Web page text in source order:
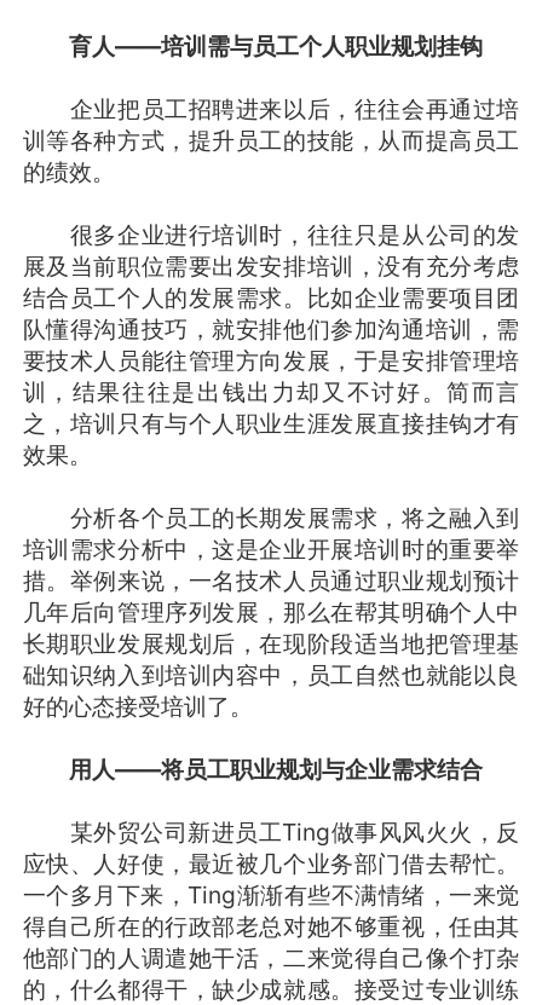
育人——培训需与员工个人职业规划挂钩
企业把员工招聘进来以后，往往会再通过培
训等各种方式，提升员工的技能，从而提高员工
的绩效。
很多企业进行培训时，往往只是从公司的发
展及当前职位需要出发安排培训，没有充分考虑
结合员工个人的发展需求。比如企业需要项目团
队懂得沟通技巧，就安排他们参加沟通培训，需
要技术人员能往管理方向发展，于是安排管理培
训，结果往往是出钱出力却又不讨好。简而言
之，培训只有与个人职业生涯发展直接挂钩才有
效果。
分析各个员工的长期发展需求，将之融入到
培训需求分析中，这是企业开展培训时的重要举
措。举例来说，一名技术人员通过职业规划预计
几年后向管理序列发展，那么在帮其明确个人中
长期职业发展规划后，在现阶段适当地把管理基
础知识纳入到培训内容中，员工自然也就能以良
好的心态接受培训了。
用人——将员工职业规划与企业需求结合
某外贸公司新进员工Ting做事风风火火，反
应快、人好使，最近被几个业务部门借去帮忙。
一个多月下来，Ting渐渐有些不满情绪，一来觉
得自己所在的行政部老总对她不够重视，任由其
他部门的人调遣她干活，二来觉得自己像个打杂
的，什么都得干，缺少成就感。接受过专业训练